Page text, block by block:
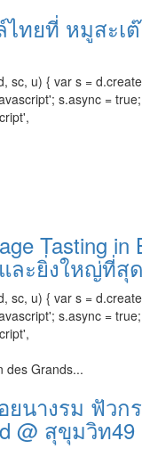
ทยที่ หมูสะเ
sc, u) { var s =
s.async =
Tasting in
ละยิ่งใหญ่ที่สุด
sc, u) { var s =
s.async =
des Grands...
ยนางรม ฟัวก
@ สุขุมวิท49